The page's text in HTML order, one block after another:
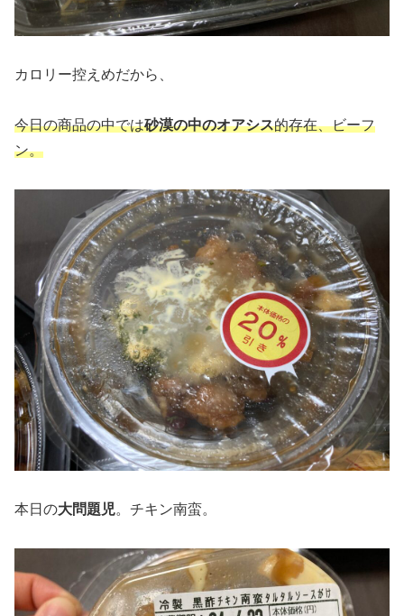
カロリー控えめだから、
今日の商品の中では砂漠の中のオアシス的存在、ビーフ
ン。
本日の大問題児。チキン南蛮。